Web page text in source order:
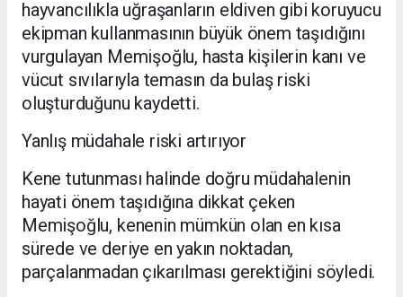
hayvancılıkla uğraşanların eldiven gibi koruyucu
ekipman kullanmasının büyük önem taşıdığını
vurgulayan Memişoğlu, hasta kişilerin kanı ve
vücut sıvılarıyla temasın da bulaş riski
oluşturduğunu kaydetti.
Yanlış müdahale riski artırıyor
Kene tutunması halinde doğru müdahalenin
hayati önem taşıdığına dikkat çeken
Memişoğlu, kenenin mümkün olan en kısa
sürede ve deriye en yakın noktadan,
parçalanmadan çıkarılması gerektiğini söyledi.